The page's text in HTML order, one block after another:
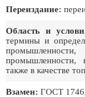
Переиздание:
Область и
термины и
промышленности,
также в качестве
Взамен: ГОСТ